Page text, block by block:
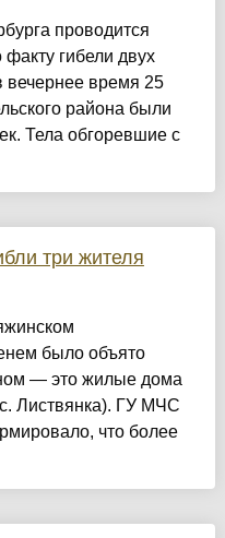
проводится
гибели двух
вечернее время 25
района были
Тела обгоревшие с
три жителя
было объято
— это жилые дома
Листвянка). ГУ МЧС
что более